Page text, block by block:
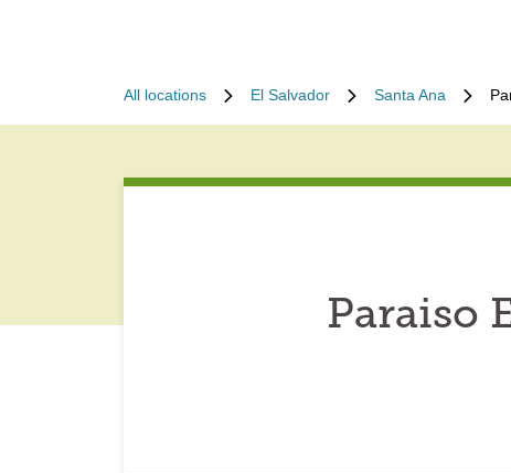
All locations El Salvador Santa Ana
Paraiso